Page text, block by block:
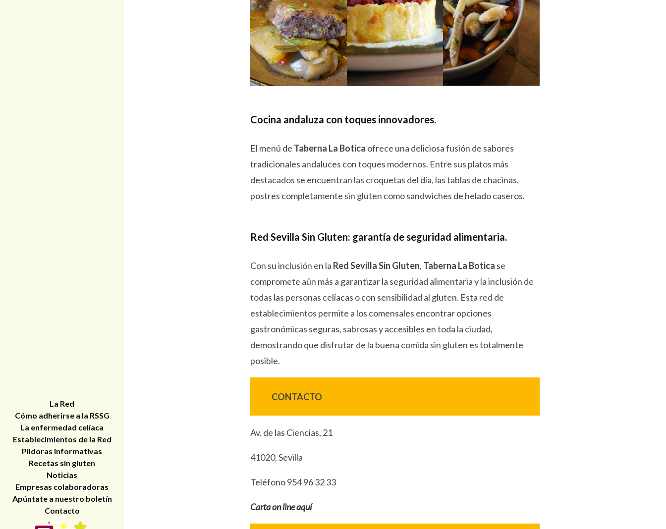
Cocina andaluza con toques innovadores.
El menú de Taberna La Botica ofrece una deliciosa fusión de sabores
tradicionales andaluces con toques modernos. Entre sus platos más
destacados se encuentran las croquetas del día, las tablas de chacinas,
postres completamente sin gluten como sandwiches de helado caseros.
Red Sevilla Sin Gluten: garantía de seguridad alimentaria.
Con su inclusión en la Red Sevilla Sin Gluten, Taberna La Botica se
compromete aún más a garantizar la seguridad alimentaria y la inclusión de
todas las personas celíacas o con sensibilidad al gluten. Esta red de
establecimientos permite a los comensales encontrar opciones
gastronómicas seguras, sabrosas y accesibles en toda la ciudad,
demostrando que disfrutar de la buena comida sin gluten es totalmente
posible.
CONTACTO
Av. de las Ciencias, 21
41020, Sevilla
Teléfono 954 96 32 33
Carta on line aquí
La Red
Cómo adherirse a la RSSG
La enfermedad celíaca
Establecimientos de la Red
Pildoras informativas
Recetas sin gluten
Noticias
Empresas colaboradoras
Apúntate a nuestro boletín
Contacto